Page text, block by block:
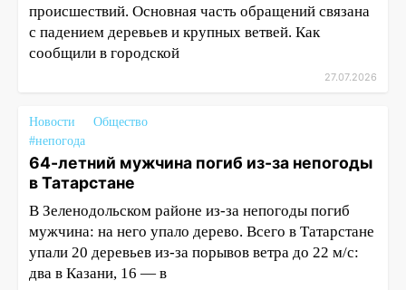
происшествий. Основная часть обращений связана
с падением деревьев и крупных ветвей. Как
сообщили в городской
27.07.2026
Новости
Общество
#непогода
64-летний мужчина погиб из-за непогоды
в Татарстане
В Зеленодольском районе из-за непогоды погиб
мужчина: на него упало дерево. Всего в Татарстане
упали 20 деревьев из-за порывов ветра до 22 м/с:
два в Казани, 16 — в